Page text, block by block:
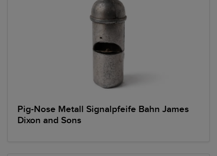
Pig-Nose Metall Signalpfeife Bahn James
Dixon and Sons